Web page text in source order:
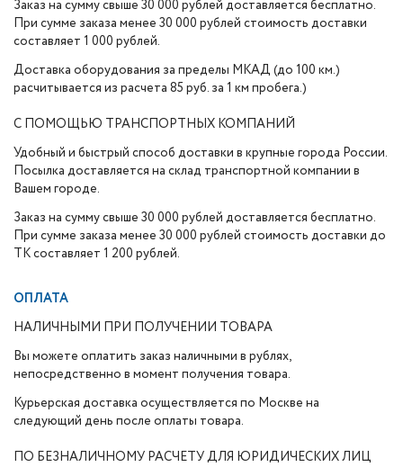
Заказ на сумму свыше 30 000 рублей доставляется бесплатно.
При сумме заказа менее 30 000 рублей стоимость доставки
составляет 1 000 рублей.
Доставка оборудования за пределы МКАД (до 100 км.)
расчитывается из расчета 85 руб. за 1 км пробега.)
С ПОМОЩЬЮ ТРАНСПОРТНЫХ КОМПАНИЙ
Удобный и быстрый способ доставки в крупные города России.
Посылка доставляется на склад транспортной компании в
Вашем городе.
Заказ на сумму свыше 30 000 рублей доставляется бесплатно.
При сумме заказа менее 30 000 рублей стоимость доставки до
ТК составляет 1 200 рублей.
ОПЛАТА
НАЛИЧНЫМИ ПРИ ПОЛУЧЕНИИ ТОВАРА
Вы можете оплатить заказ наличными в рублях,
непосредственно в момент получения товара.
Курьерская доставка осуществляется по Москве на
следующий день после оплаты товара.
ПО БЕЗНАЛИЧНОМУ РАСЧЕТУ ДЛЯ ЮРИДИЧЕСКИХ ЛИЦ